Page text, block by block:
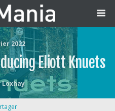
2022
Eliott Knuets
Loxhay